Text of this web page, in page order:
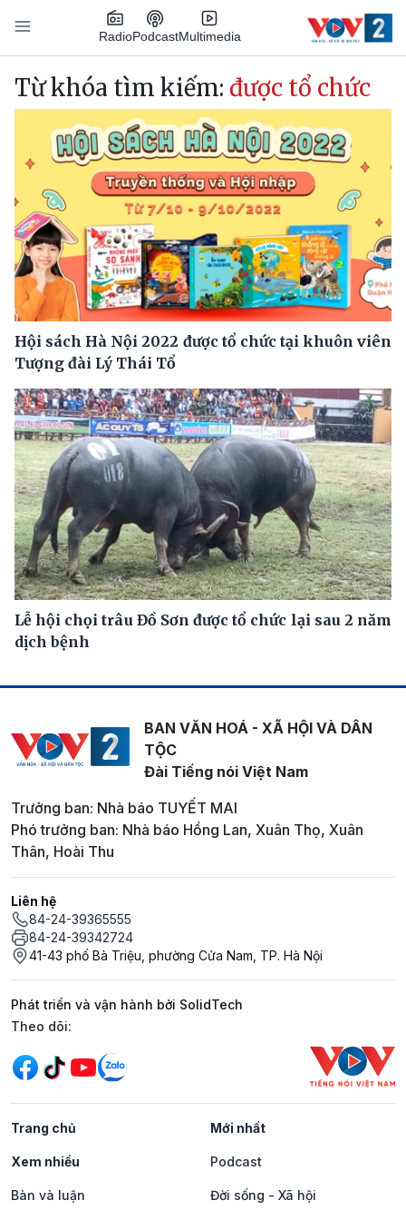
Nhảy đến nội dung
RadioPodcastMultimedia
Main navigation
Từ khóa tìm kiếm: được tổ chức
Hội sách Hà Nội 2022 được tổ chức tại khuôn viên
Tượng đài Lý Thái Tổ
Lễ hội chọi trâu Đồ Sơn được tổ chức lại sau 2 năm
dịch bệnh
BAN VĂN HOÁ - XÃ HỘI VÀ DÂN
TỘC
Đài Tiếng nói Việt Nam
Trưởng ban: Nhà báo TUYẾT MAI
Phó trưởng ban: Nhà báo Hồng Lan, Xuân Thọ, Xuân
Thân, Hoài Thu
Liên hệ
84-24-39365555
84-24-39342724
41-43 phố Bà Triệu, phường Cửa Nam, TP. Hà Nội
Phát triển và vận hành bởi SolidTech
Mạng xã hội
Theo dõi:
Trang chủ Mới nhất
Xem nhiều Podcast
Bàn và luận Đời sống - Xã hội